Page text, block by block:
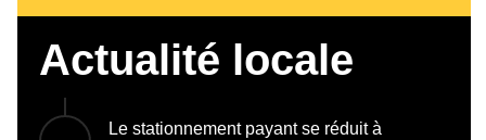
Actualité locale
Le stationnement payant se réduit à